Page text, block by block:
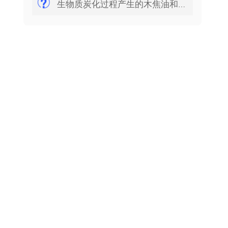
生物质炭化过程产生的木焦油和木醋液是如何处理的？